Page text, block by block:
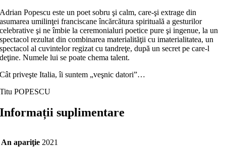
Adrian Popescu este un poet sobru şi calm, care-şi extrage din
asumarea umilinţei franciscane încărcătura spirituală a gesturilor
celebrative şi ne îmbie la ceremonialuri poetice pure şi ingenue, la un
spectacol rezultat din combinarea materialităţii cu imaterialitatea, un
spectacol al cuvintelor regizat cu tandreţe, după un secret pe care-l
deţine. Numele lui se poate chema talent.
Cât priveşte Italia, îi suntem „veşnic datori”…
Titu POPESCU
Informații suplimentare
An apariţie 2021